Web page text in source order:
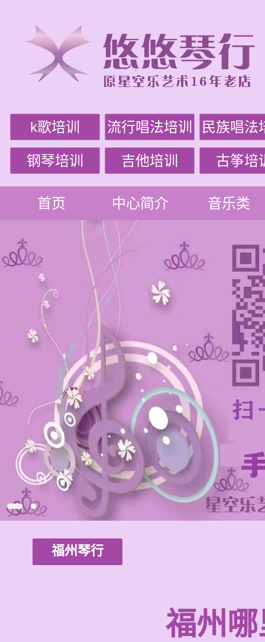
k歌培训 流行唱法培训 民族唱法
钢琴培训 吉他培训 古筝培
首页 中心简介 音乐类
福州琴行
福州